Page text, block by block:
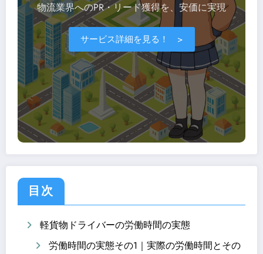
物流業界へのPR・リード獲得を、安価に実現
サービス詳細を見る！ >
目次
軽貨物ドライバーの労働時間の実態
労働時間の実態その1｜実際の労働時間とその